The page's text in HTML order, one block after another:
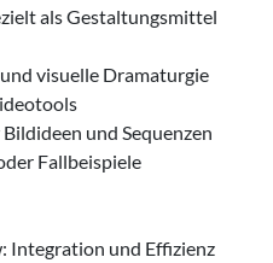
als Gestaltungsmittel
visuelle Dramaturgie
und Sequenzen
Fallbeispiele
und Effizienz